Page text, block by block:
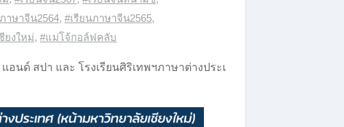
าษาจีน2564, #เรียนภาษาจีน2565,
ยงใหม่, #แม่โจ้กอล์ฟคลับ
ด์ สปา และ โรงเรียนศิริเทพฯภาษาต่างประเ